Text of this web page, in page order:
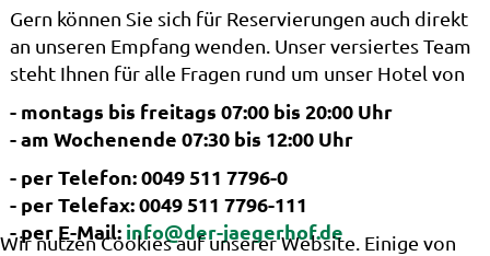
Gern können Sie sich für Reservierungen auch direkt
an unseren Empfang wenden. Unser versiertes Team
steht Ihnen für alle Fragen rund um unser Hotel von
- montags bis freitags 07:00 bis 20:00 Uhr
- am Wochenende 07:30 bis 12:00 Uhr
- per Telefon: 0049 511 7796-0
- per Telefax: 0049 511 7796-111
- per E-Mail: info@der-jaegerhof.de
Wir nutzen Cookies auf unserer Website. Einige von